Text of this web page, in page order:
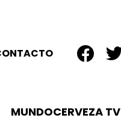
MUNDOCERVEZA TV